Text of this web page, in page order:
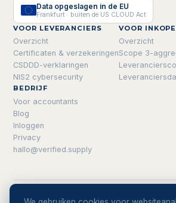
Data opgeslagen in de EU
Frankfurt · buiten de US CLOUD Act
VOOR LEVERANCIERS
Overzicht
Certificaten & verzekeringen
CSDDD-verklaringen
NIS2 cybersecurity
VOOR
Overzicht
Scope 3-
BEDRIJF
Voor accountants
Blog
Inloggen
Privacy
hallo@verified.supply
© 2026 verified.supply